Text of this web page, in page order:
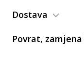
Dostava
Povrat,